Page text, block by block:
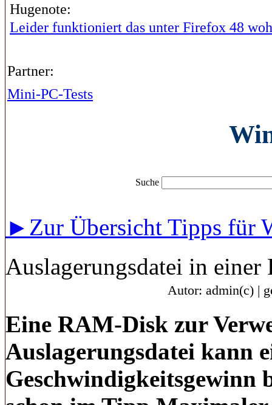
Hugenote:
Leider funktioniert das unter Firefox 48
Partner:
Mini-PC-Tests
Suche
►Zur Übersicht Tipps für
Auslagerungsdatei in
Autor: admin(c) |
Eine RAM-Disk zur
Auslagerungsdatei kann
Geschwindigkeitsgewinn